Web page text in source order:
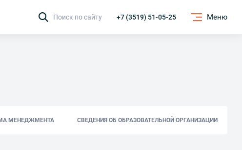
Поиск по сайту +7 (3519) 51-05-25 Меню
МЕНЕДЖМЕНТА СВЕДЕНИЯ ОБ ОБРАЗОВАТЕЛЬНОЙ ОРГАНИЗАЦИИ